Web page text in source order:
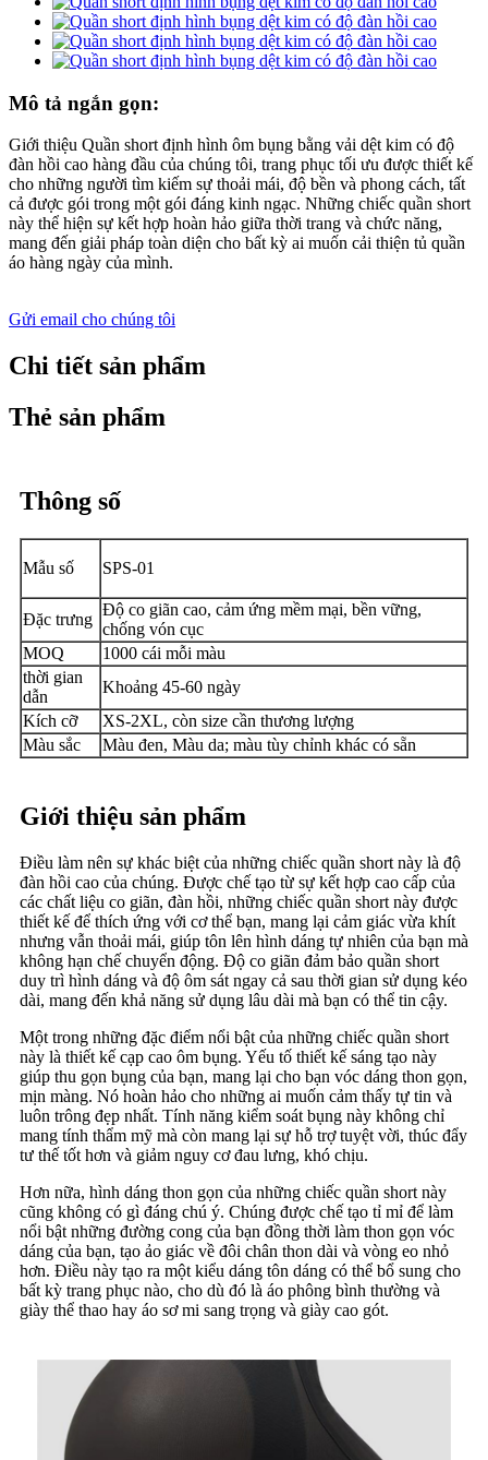
Mô tả ngắn gọn:
Giới thiệu Quần short định hình ôm bụng bằng vải dệt kim có độ
đàn hồi cao hàng đầu của chúng tôi, trang phục tối ưu được thiết kế
cho những người tìm kiếm sự thoải mái, độ bền và phong cách, tất
cả được gói trong một gói đáng kinh ngạc. Những chiếc quần short
này thể hiện sự kết hợp hoàn hảo giữa thời trang và chức năng,
mang đến giải pháp toàn diện cho bất kỳ ai muốn cải thiện tủ quần
áo hàng ngày của mình.
Gửi email cho chúng tôi
Chi tiết sản phẩm
Thẻ sản phẩm
Thông số
Mẫu số SPS-01
Đặc trưng
Độ co giãn cao, cảm ứng mềm mại, bền vững,
chống vón cục
MOQ
1000 cái mỗi màu
thời gian
dẫn
Khoảng 45-60 ngày
Kích cỡ
XS-2XL, còn size cần thương lượng
Màu sắc
Màu đen, Màu da; màu tùy chỉnh khác có sẵn
Giới thiệu sản phẩm
Điều làm nên sự khác biệt của những chiếc quần short này là độ
đàn hồi cao của chúng. Được chế tạo từ sự kết hợp cao cấp của
các chất liệu co giãn, đàn hồi, những chiếc quần short này được
thiết kế để thích ứng với cơ thể bạn, mang lại cảm giác vừa khít
nhưng vẫn thoải mái, giúp tôn lên hình dáng tự nhiên của bạn mà
không hạn chế chuyển động. Độ co giãn đảm bảo quần short
duy trì hình dáng và độ ôm sát ngay cả sau thời gian sử dụng kéo
dài, mang đến khả năng sử dụng lâu dài mà bạn có thể tin cậy.
Một trong những đặc điểm nổi bật của những chiếc quần short
này là thiết kế cạp cao ôm bụng. Yếu tố thiết kế sáng tạo này
giúp thu gọn bụng của bạn, mang lại cho bạn vóc dáng thon gọn,
mịn màng. Nó hoàn hảo cho những ai muốn cảm thấy tự tin và
luôn trông đẹp nhất. Tính năng kiểm soát bụng này không chỉ
mang tính thẩm mỹ mà còn mang lại sự hỗ trợ tuyệt vời, thúc đẩy
tư thế tốt hơn và giảm nguy cơ đau lưng, khó chịu.
Hơn nữa, hình dáng thon gọn của những chiếc quần short này
cũng không có gì đáng chú ý. Chúng được chế tạo tỉ mỉ để làm
nổi bật những đường cong của bạn đồng thời làm thon gọn vóc
dáng của bạn, tạo ảo giác về đôi chân thon dài và vòng eo nhỏ
hơn. Điều này tạo ra một kiểu dáng tôn dáng có thể bổ sung cho
bất kỳ trang phục nào, cho dù đó là áo phông bình thường và
giày thể thao hay áo sơ mi sang trọng và giày cao gót.